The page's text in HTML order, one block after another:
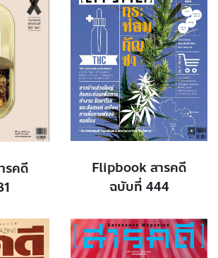
รคดี
Flipbook สารคดี
ฉบับที่ 444